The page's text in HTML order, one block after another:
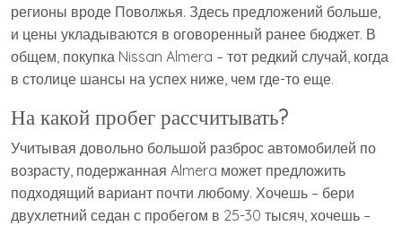
регионы вроде Поволжья. Здесь предложений больше,
и цены укладываются в оговоренный ранее бюджет. В
общем, покупка Nissan Almera – тот редкий случай, когда
в столице шансы на успех ниже, чем где-то еще.
На какой пробег рассчитывать?
Учитывая довольно большой разброс автомобилей по
возрасту, подержанная Almera может предложить
подходящий вариант почти любому. Хочешь – бери
двухлетний седан с пробегом в 25-30 тысяч, хочешь –